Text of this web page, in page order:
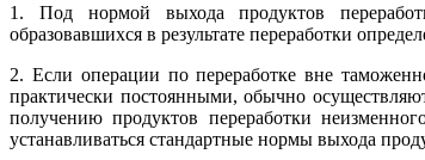
1. Под нормой выхода продуктов
образовавшихся в результате переработки
2. Если операции по переработке вне
практически постоянными, обычно
получению продуктов переработки
устанавливаться стандартные нормы выхода